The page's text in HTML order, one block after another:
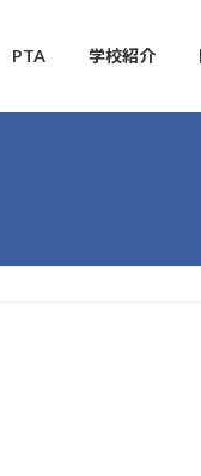
PTA 学校紹介